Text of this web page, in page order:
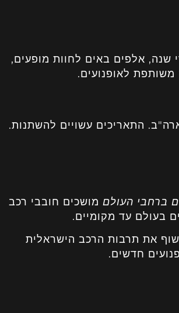
שנה, אלפים באים לחוות מופעים,
משותפת לאופנועים.
התאריכים עשויים להשתנות.
ברחבי העולם מושכים חובבי רכב
בעולם עד מקומיים.
את תרבות הרכב הישראלית
חדשים.